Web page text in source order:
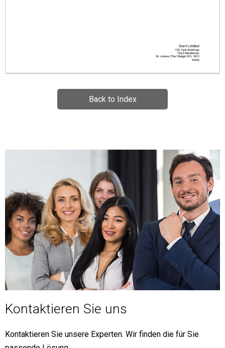
Back to Index
Kontaktieren Sie uns
Kontaktieren Sie unsere Experten. Wir finden die für Sie